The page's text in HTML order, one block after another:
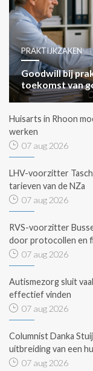
PRAKTIJKZAKEN
Goodwill bij
toekomst van
Huisarts in Rhoon
werken
07 aug 2026
LHV-voorzitter
tarieven van de NZa
07 aug 2026
RVS-voorzitter
door protocollen en
07 aug 2026
Autismezorg sluit
effectief vinden
07 aug 2026
Columnist Danka
uitbreiding van een
07 aug 2026